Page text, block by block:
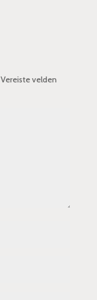
Vereiste velden